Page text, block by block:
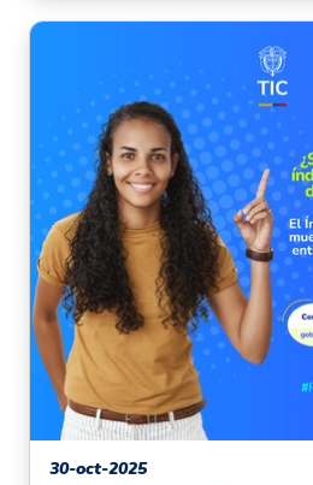
30-oct-2025